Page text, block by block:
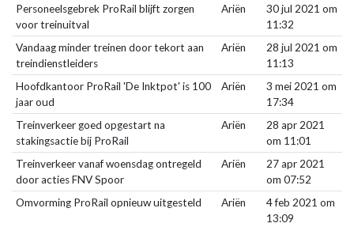
Personeelsgebrek ProRail blijft zorgen
voor treinuitval
Ariën
30 jul 2021 om
11:32
Vandaag minder treinen door tekort aan
treindienstleiders
Ariën
28 jul 2021 om
11:13
Hoofdkantoor ProRail 'De Inktpot' is 100
jaar oud
Ariën
3 mei 2021 om
17:34
Treinverkeer goed opgestart na
stakingsactie bij ProRail
Ariën
28 apr 2021
om 11:01
Treinverkeer vanaf woensdag ontregeld
door acties FNV Spoor
Ariën
27 apr 2021
om 07:52
Omvorming ProRail opnieuw uitgesteld
Ariën
4 feb 2021 om
13:09